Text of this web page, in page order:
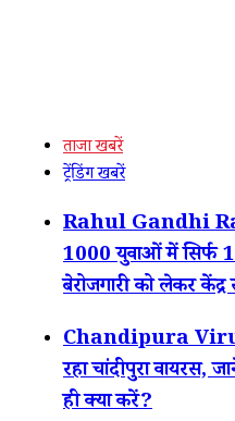
ताजा खबरें
ट्रेंडिंग खबरें
Rahul Gandhi
1000 युवाओं में सिर्फ
बेरोजगारी को लेकर केंद्र
Chandipura
रहा चांदीपुरा वायरस,
ही क्या करें?